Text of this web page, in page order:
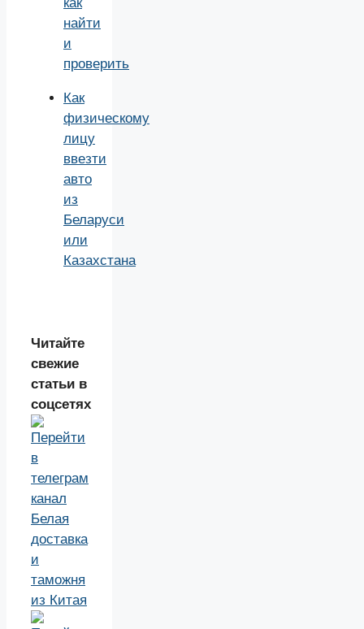
как
найти
и
проверить
Как
физическому
лицу
ввезти
авто
из
Беларуси
или
Казахстана
Читайте
свежие
статьи в
соцсетях